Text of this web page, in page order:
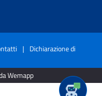
| Dichiarazione di
Wemapp